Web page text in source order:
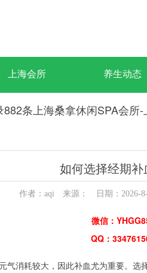
上海会所 养生动态
条上海桑拿休闲SPA会所
如何选择经期补
作者：aqi 来源： 日期：2026-
微信：
QQ：
气消耗较大，因此补血尤为重要。